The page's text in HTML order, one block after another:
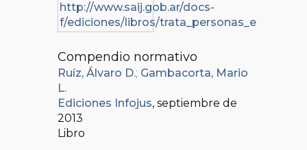
Compendio normativo
Ruíz, Álvaro D.; Gambacorta, Mario
L.
Ediciones Infojus, septiembre de
2013
Libro